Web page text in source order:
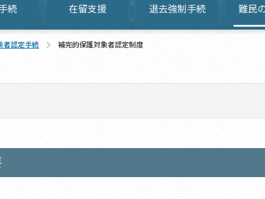
続 在留支援 退去強制手続 難民
者認定手続 補完的保護対象者認定制度